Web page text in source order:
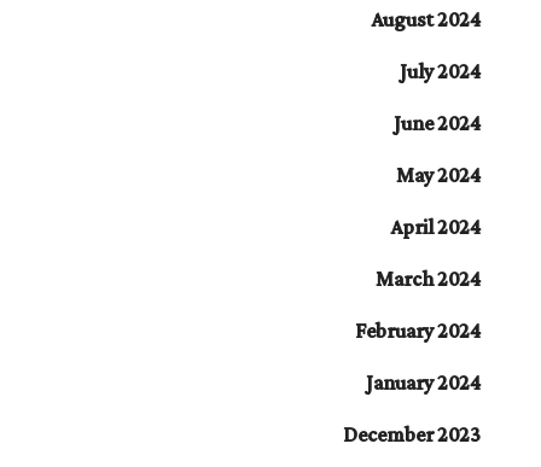
August 2024
July 2024
June 2024
May 2024
April 2024
March 2024
February 2024
January 2024
December 2023